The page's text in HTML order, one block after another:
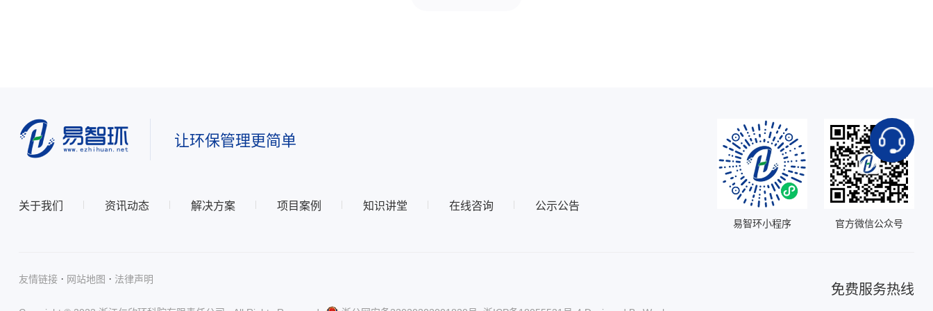
让环保管理更简单
关于我们 资讯动态 解决方案 项目案例 知识讲堂 在线咨询 公示公告
易智环小程序 官方微信公众号
友情链接· 网站地图 · 法律声明
免费服务热线